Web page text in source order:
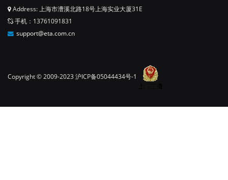
Address: 上海市漕溪北路18号上海实业大厦31E
手机：13761091831
support@eta.com.cn
Copyright © 2009-2023 沪ICP备05044434号-1